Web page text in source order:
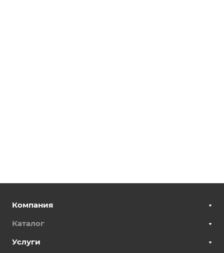
Компания
Каталог
Услуги